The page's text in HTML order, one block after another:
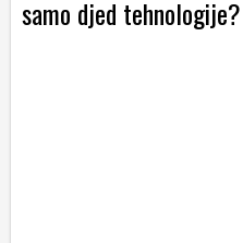
samo djed tehnologije?